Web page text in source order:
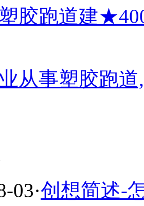
胶跑道建
从事塑胶跑道
03·创想简述-